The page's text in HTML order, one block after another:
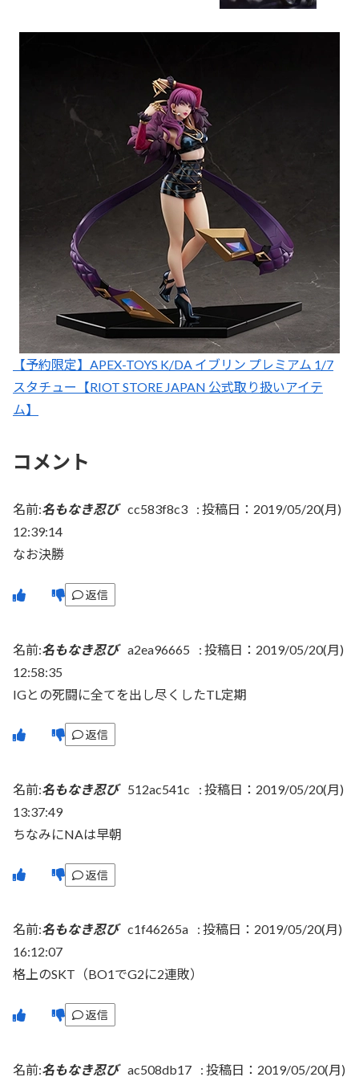
【予約限定】APEX-TOYS K/DA イブリン プレミアム 1/7
スタチュー【RIOT STORE JAPAN 公式取り扱いアイテ
ム】
コメント
名前:名もなき忍び cc583f8c3 : 投稿日：2019/05/20(月)
12:39:14
なお決勝
返信
名前:名もなき忍び a2ea96665 : 投稿日：2019/05/20(月)
12:58:35
IGとの死闘に全てを出し尽くしたTL定期
返信
名前:名もなき忍び 512ac541c : 投稿日：2019/05/20(月)
13:37:49
ちなみにNAは早朝
返信
名前:名もなき忍び c1f46265a : 投稿日：2019/05/20(月)
16:12:07
格上のSKT（BO1でG2に2連敗）
返信
名前:名もなき忍び ac508db17 : 投稿日：2019/05/20(月)